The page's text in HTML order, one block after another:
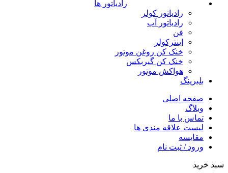
رادیاتور ها
رادیاتور کولر
رادیاتور آب
فن
اینترکولر
خنک کن روغن موتور
خنک کن گیربکس
هواکش موتور
بلبرینگ
صفحه اصلی
وبلاگ
تماس با ما
لیست علاقه مندی ها
مقایسه
ورود / ثبت نام
سبد خرید